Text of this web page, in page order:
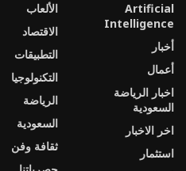
Artificial
Intelligence
أخبار
أعمال
اخبار الرياضة
السعودية
اخر الاخبار
استثمار
الألعاب
الاقتصاد
التطبيقات
التكنولوجيا
الرياضة
السعودية
ثقافة وفن